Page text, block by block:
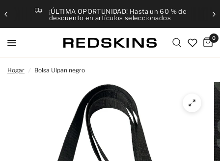
¡ÚLTIMA OPORTUNIDAD! Hasta un 60 % de
descuento en artículos seleccionados
0
Hogar / Bolsa Ulpan negro